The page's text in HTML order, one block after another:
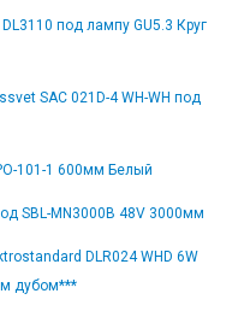
под лампу GU5.3 Круг
SAC 021D-4 WH-WH под
101-1 600мм Белый
SBL-MN3000B 48V 3000мм
DLR024 WHD 6W
дубом***